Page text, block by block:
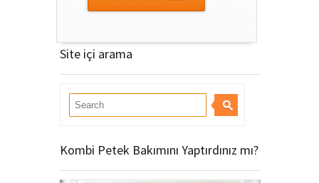
Site içi arama
Kombi Petek Bakımını Yaptırdınız mı?